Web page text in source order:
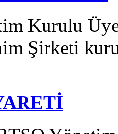
Kurulu
Şirketi